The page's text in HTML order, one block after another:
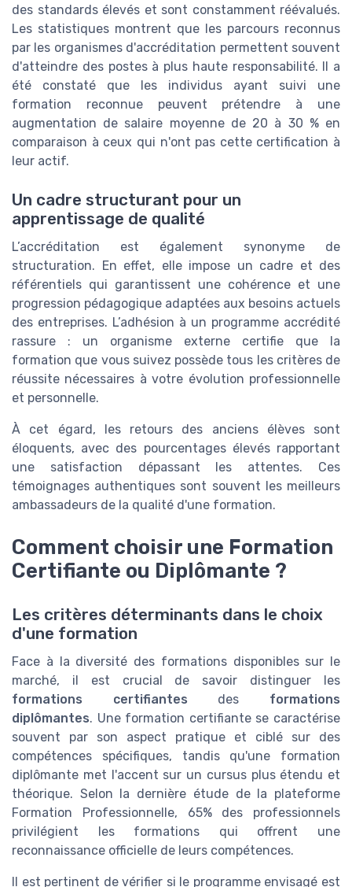
des standards élevés et sont constamment réévalués.
Les statistiques montrent que les parcours reconnus
par les organismes d'accréditation permettent souvent
d'atteindre des postes à plus haute responsabilité. Il a
été constaté que les individus ayant suivi une
formation reconnue peuvent prétendre à une
augmentation de salaire moyenne de 20 à 30 % en
comparaison à ceux qui n'ont pas cette certification à
leur actif.
Un cadre structurant pour un
apprentissage de qualité
L’accréditation est également synonyme de
structuration. En effet, elle impose un cadre et des
référentiels qui garantissent une cohérence et une
progression pédagogique adaptées aux besoins actuels
des entreprises. L’adhésion à un programme accrédité
rassure : un organisme externe certifie que la
formation que vous suivez possède tous les critères de
réussite nécessaires à votre évolution professionnelle
et personnelle.
À cet égard, les retours des anciens élèves sont
éloquents, avec des pourcentages élevés rapportant
une satisfaction dépassant les attentes. Ces
témoignages authentiques sont souvent les meilleurs
ambassadeurs de la qualité d'une formation.
Comment choisir une Formation
Certifiante ou Diplômante ?
Les critères déterminants dans le choix
d'une formation
Face à la diversité des formations disponibles sur le
marché, il est crucial de savoir distinguer les
formations certifiantes des formations
diplômantes. Une formation certifiante se caractérise
souvent par son aspect pratique et ciblé sur des
compétences spécifiques, tandis qu'une formation
diplômante met l'accent sur un cursus plus étendu et
théorique. Selon la dernière étude de la plateforme
Formation Professionnelle, 65% des professionnels
privilégient les formations qui offrent une
reconnaissance officielle de leurs compétences.
Il est pertinent de vérifier si le programme envisagé est